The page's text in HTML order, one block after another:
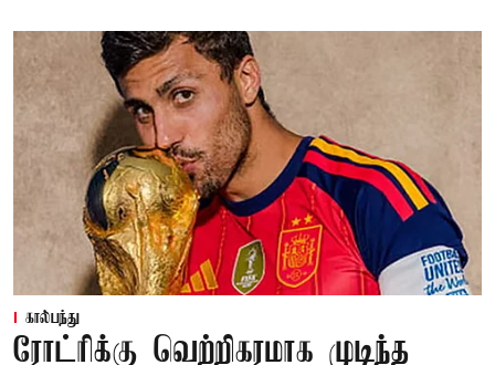
கால்பந்து
ரோட்ரிக்கு வெற்றிகரமாக முடிந்த